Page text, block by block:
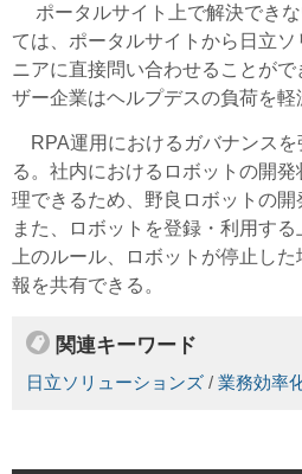
ポータルサイト上で解決でき
ては、ポータルサイトから日立
ニアに直接問い合わせることが
ザー企業はヘルプデスの負荷を軽
RPA運用におけるガバナンスを
る。社内におけるロボットの開
理できるため、野良ロボットの開
また、ロボットを登録・利用す
上のルール、ロボットが停止し
報を共有できる。
関連キーワード
日立ソリューションズ / 業務効率